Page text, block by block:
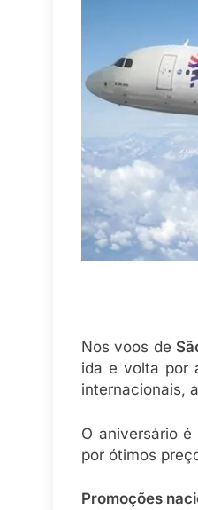
Nos voos de
ida e volta por
internacionais,
O aniversário é
por ótimos
Promoções